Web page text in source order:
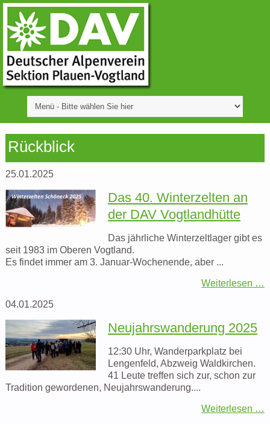
Rückblick
25.01.2025
Das 40. Winterzelten an
der DAV Vogtlandhütte
Das jährliche Winterzeltlager gibt es
seit 1983 im Oberen Vogtland.
Es findet immer am 3. Januar-Wochenende, aber ...
Weiterlesen …
04.01.2025
Neujahrswanderung 2025
12:30 Uhr, Wanderparkplatz bei
Lengenfeld, Abzweig Waldkirchen.
41 Leute treffen sich zur, schon zur
Tradition gewordenen, Neujahrswanderung....
Weiterlesen …